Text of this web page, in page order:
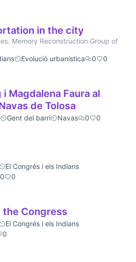
in the city
Memory Reconstruction Group of
Evolució urbanística 0 0
Magdalena Faura al
de Tolosa
Gent del barri Navas 0 0
El Congrés i els Indians
0 0
Congress
El Congrés i els Indians
0